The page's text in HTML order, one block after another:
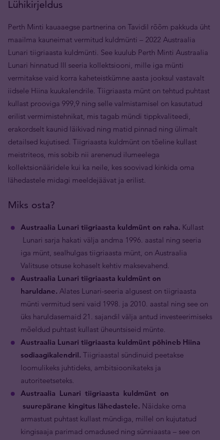
Lühikirjeldus
Perth Minti kauaaegse partnerina on Tavidil rõõm pakkuda üht
maailma kauneimat vermitud kuldmünti – 2022 Austraalia
Lunari tiigriaasta kuldmünti. See kuulub Perth Minti Austraalia
Lunari hinnatud III seeria kollektsiooni, mille iga münti
vermitakse vaid korra kaheteistkümne aasta jooksul vastavalt
iidsele Hiina kuukalendrile. Tiigriaasta münt on tehtud puhtast
kullast prooviga 999,9 ning selle valmistamisel on kasutatud
erilist vermimistehnikat, mis tagab mündi tippkvaliteedi,
erakordselt kaunid läikivad ning matid pinnad ning ülimalt
detailsed kujutised. Tiigriaasta kuldmünt on tõeline kullast
meistriteos, mis sobib nii arenenud ilumeelega
kollektsionääridele kui ka neile, kes soovivad kinkida oma
lähedastele midagi meeldejäävat ja erilist.
Miks osta?
Austraalia Lunari tiigriaasta kuldmünt on raha. Kullast
Lunari sarja hakati välja andma 1996. aastal ning seeria
iga münt, sealhulgas tiigriaasta münt, on Austraalia
Valitsuse otsuse kohaselt kehtiv maksevahend.
Austraalia Lunari tiigriaasta kuldmünt on
haruldane. Alates Lunari-seeria algusest on tiigriaasta
münti vermitud seni vaid 1998. ja 2010. aastal ning see on
üks haruldasemaid 21. sajandil välja antud investeerimiseks
mõeldud puhtast kullast üheuntsiseid münte.
Austraalia Lunari tiigriaasta kuldmünt põhineb Hiina
sodiaagikalendril. Tiigriaastal sündinuid peetakse
loomulikeks juhtideks, ambitsioonikateks ja
autoriteetseteks.
Austraalia Lunari tiigriaasta kuldmünt on
suurepärane kingitus lähedastele. Näidake oma
armastust puhtast kullast mündiga, millel on kujutatud
kingisaaja parimad omadused ning sünniaasta – see on